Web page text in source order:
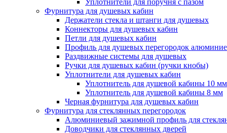
Уплотнители для поручня с пазом
Фурнитура для душевых кабин
Держатели стекла и штанги для душевых
Коннекторы для душевых кабин
Петли для душевых кабин
Профиль для душевых перегородок
Раздвижные сиcтемы для душевых
Ручки для душевых кабин (ручки кнобы)
Уплотнители для душевых кабин
Уплотнитель для душевой кабины 10 мм
Уплотнитель для душевой кабины 8 мм
Черная фурнитура для душевых кабин
Фурнитура для стеклянных перегородок
Алюминиевый зажимной профиль для
Доводчики для стеклянных дверей